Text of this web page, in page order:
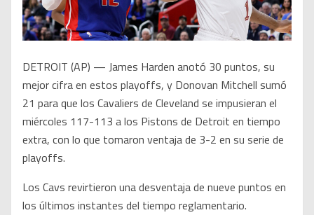
DETROIT (AP) — James Harden anotó 30 puntos, su
mejor cifra en estos playoffs, y Donovan Mitchell sumó
21 para que los Cavaliers de Cleveland se impusieran el
miércoles 117-113 a los Pistons de Detroit en tiempo
extra, con lo que tomaron ventaja de 3-2 en su serie de
playoffs.
Los Cavs revirtieron una desventaja de nueve puntos en
los últimos instantes del tiempo reglamentario.